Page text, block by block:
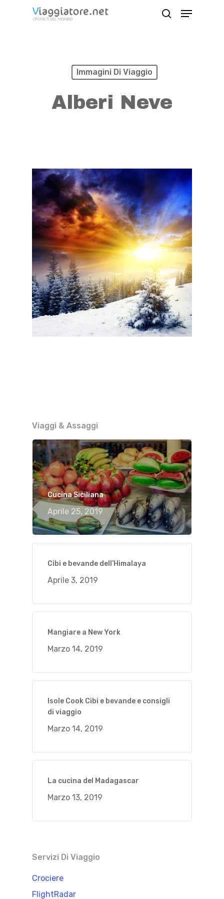
Menu
Immagini Di Viaggio
Alberi Neve
Viaggi & Assaggi
Cucina Siciliana
Aprile 25, 2019
Cibi e bevande dell’Himalaya
Aprile 3, 2019
Mangiare a New York
Marzo 14, 2019
Isole Cook Cibi e bevande e consigli
di viaggio
Marzo 14, 2019
La cucina del Madagascar
Marzo 13, 2019
Servizi Di Viaggio
Crociere
FlightRadar